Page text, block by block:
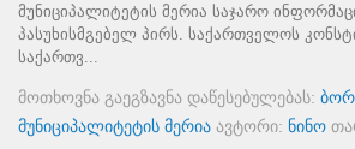
მუნიციპალიტეტის მერია საჯარო
პასუხისმგებელ პირს. საქართველოს
საქართვ...
მოთხოვნა გაეგზავნა დაწესებულებას:
მუნიციპალიტეტის მერია ავტორი: ნინო